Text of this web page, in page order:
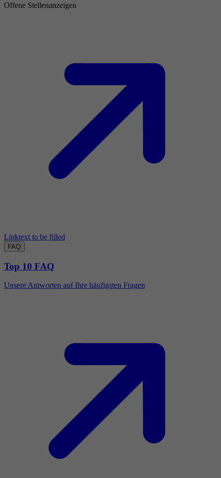
Offene Stellenanzeigen
Linktext to be filled
FAQ
Top 10 FAQ
Unsere Antworten auf Ihre häufigsten Fragen